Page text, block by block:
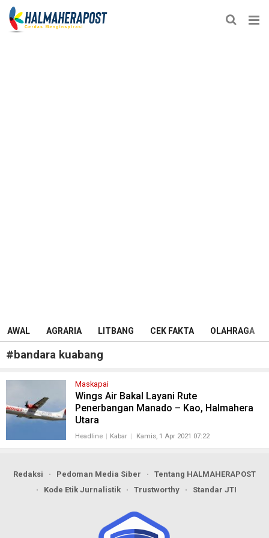
AWAL AGRARIA LITBANG CEK FAKTA OLAHRAGA
#bandara kuabang
Maskapai
Wings Air Bakal Layani Rute
Penerbangan Manado – Kao, Halmahera
Utara
Headline Kabar Kamis, 1 Apr 2021 07:22
Redaksi Pedoman Media Siber
Tentang HALMAHERAPOST
Kode Etik Jurnalistik
Trustworthy Standar JTI